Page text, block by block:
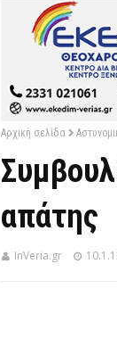
Αρχική σελίδα
απάτης
InVeria.gr